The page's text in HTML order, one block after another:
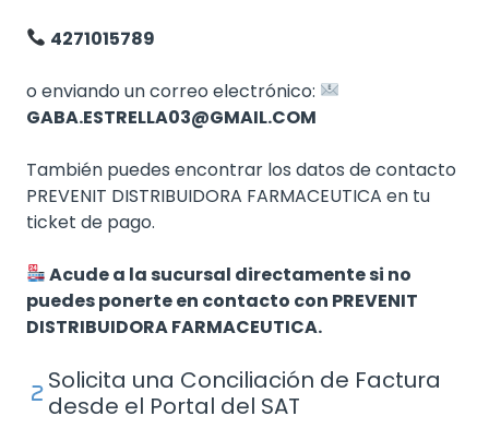
4271015789
o enviando un correo electrónico:
GABA.ESTRELLA03@GMAIL.COM
También puedes encontrar los datos de contacto
PREVENIT DISTRIBUIDORA FARMACEUTICA en tu
ticket de pago.
Acude a la sucursal directamente si no
puedes ponerte en contacto con PREVENIT
DISTRIBUIDORA FARMACEUTICA.
Solicita una Conciliación de Factura
desde el Portal del SAT